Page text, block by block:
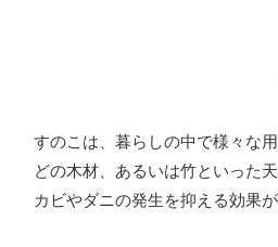
すのこは、暮らしの中で様々な
どの木材、あるいは竹といった
カビやダニの発生を抑える効果が